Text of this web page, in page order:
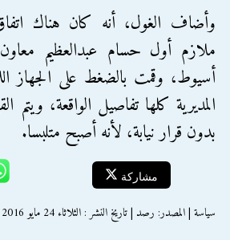
وأضاف الغول، أنه كان هناك
ملازم أول حسام عبدالعظيم
أسيوط، وقمت بالضغط على الجهاز
المديرية كلها تفاصيل الواقعة، ويتم
بدون قرار نيابة، لأنه أصبح متلبسا.
مشاركة
سياسة | المصدر: رصد | تاريخ النشر : الثلاثاء 24 مايو 2016